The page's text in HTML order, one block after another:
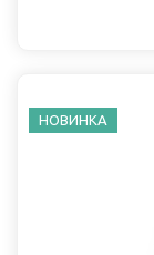
НОВИНКА